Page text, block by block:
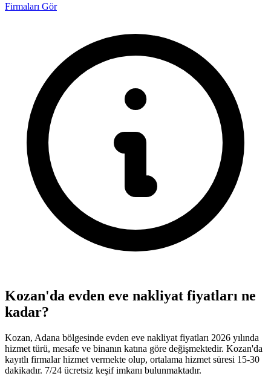
Firmaları Gör
Kozan'da evden eve nakliyat fiyatları ne
kadar?
Kozan, Adana bölgesinde evden eve nakliyat fiyatları 2026 yılında
hizmet türü, mesafe ve binanın katına göre değişmektedir. Kozan'da
kayıtlı firmalar hizmet vermekte olup, ortalama hizmet süresi 15-30
dakikadır. 7/24 ücretsiz keşif imkanı bulunmaktadır.